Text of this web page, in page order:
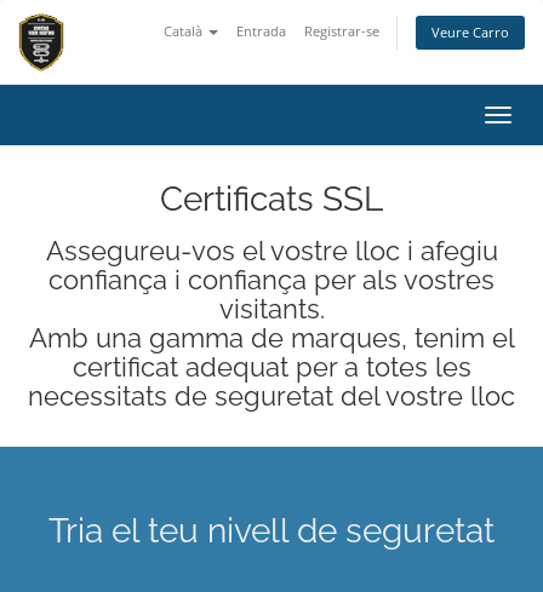
Català Entrada Registrar-se Veure Carro
Certificats SSL
Assegureu-vos el vostre lloc i afegiu
confiança i confiança per als vostres
visitants.
Amb una gamma de marques, tenim el
certificat adequat per a totes les
necessitats de seguretat del vostre lloc
Tria el teu nivell de seguretat